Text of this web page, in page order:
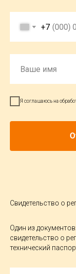
+7
Я соглашаюсь на
Свидетельство о
Один из
свидетельство о
технический